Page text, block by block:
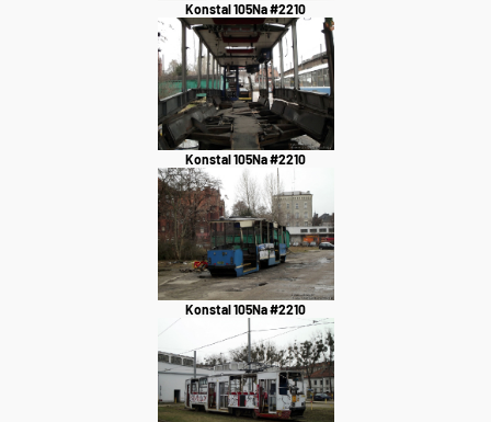
Konstal 105Na #2210
Konstal 105Na #2210
Konstal 105Na #2210